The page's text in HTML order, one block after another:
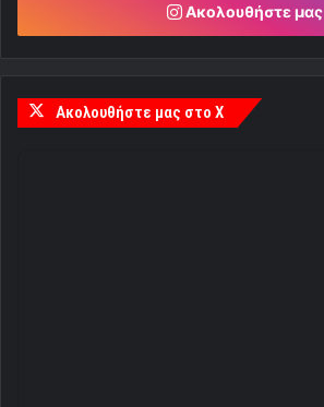
Ακολουθήστε μας
Ακολουθήστε μας στο X